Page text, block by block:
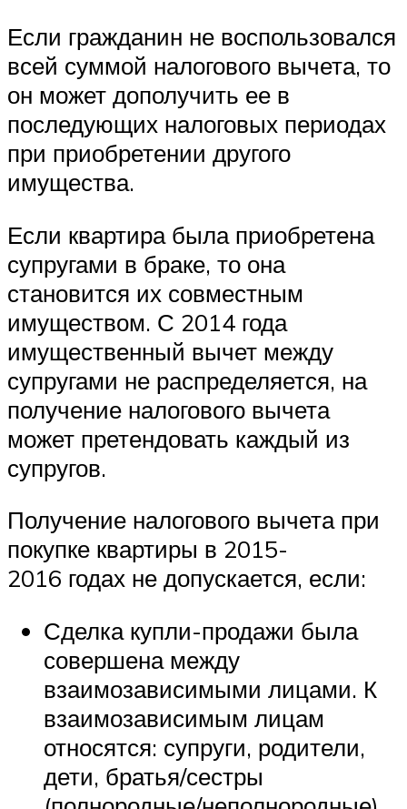
Если гражданин не воспользовался
всей суммой налогового вычета, то
он может дополучить ее в
последующих налоговых периодах
при приобретении другого
имущества.
Если квартира была приобретена
супругами в браке, то она
становится их совместным
имуществом. С 2014 года
имущественный вычет между
супругами не распределяется, на
получение налогового вычета
может претендовать каждый из
супругов.
Получение налогового вычета при
покупке квартиры в 2015-
2016 годах не допускается, если:
Сделка купли-продажи была
совершена между
взаимозависимыми лицами. К
взаимозависимым лицам
относятся: супруги, родители,
дети, братья/сестры